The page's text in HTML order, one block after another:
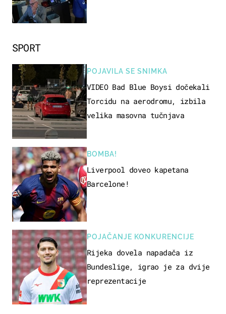
SPORT
POJAVILA SE SNIMKA
VIDEO Bad Blue Boysi dočekali
Torcidu na aerodromu, izbila
velika masovna tučnjava
BOMBA!
Liverpool doveo kapetana
Barcelone!
POJAČANJE KONKURENCIJE
Rijeka dovela napadača iz
Bundeslige, igrao je za dvije
reprezentacije